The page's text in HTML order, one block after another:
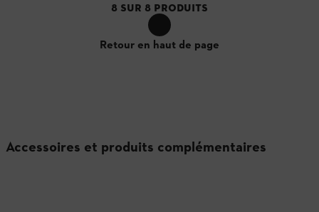
8 SUR 8 PRODUITS
Retour en haut de page
Accessoires et produits complémentaires